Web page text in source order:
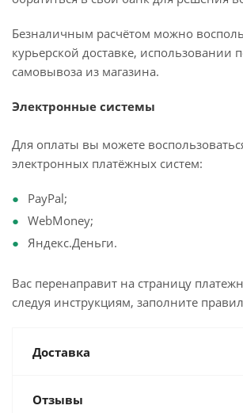
Безналичным расчётом можно
курьерской доставке, использовании
самовывоза из магазина.
Электронные системы
Для оплаты вы можете
электронных платёжных систем:
PayPal;
WebMoney;
Яндекс.Деньги.
Вас перенаправит на страницу
следуя инструкциям, заполните
Доставка
Отзывы